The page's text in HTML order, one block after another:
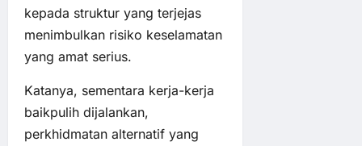
kepada struktur yang terjejas
menimbulkan risiko keselamatan
yang amat serius.
Katanya, sementara kerja-kerja
baikpulih dijalankan,
perkhidmatan alternatif yang